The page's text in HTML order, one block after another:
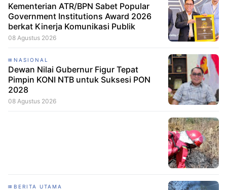
Kementerian ATR/BPN Sabet Popular
Government Institutions Award 2026
berkat Kinerja Komunikasi Publik
08 Agustus 2026
NASIONAL
Dewan Nilai Gubernur Figur Tepat
Pimpin KONI NTB untuk Suksesi PON
2028
08 Agustus 2026
BERITA UTAMA